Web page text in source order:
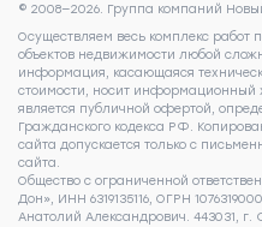
© 2008—2026. Группа компаний
Осуществляем весь комплекс работ
объектов недвижимости любой
информация, касающаяся
стоимости, носит информационный
является публичной офертой,
Гражданского кодекса РФ.
сайта допускается только с
сайта.
Общество с ограниченной
Дон», ИНН 6319135116, ОГРН
Анатолий Александрович. 443031,